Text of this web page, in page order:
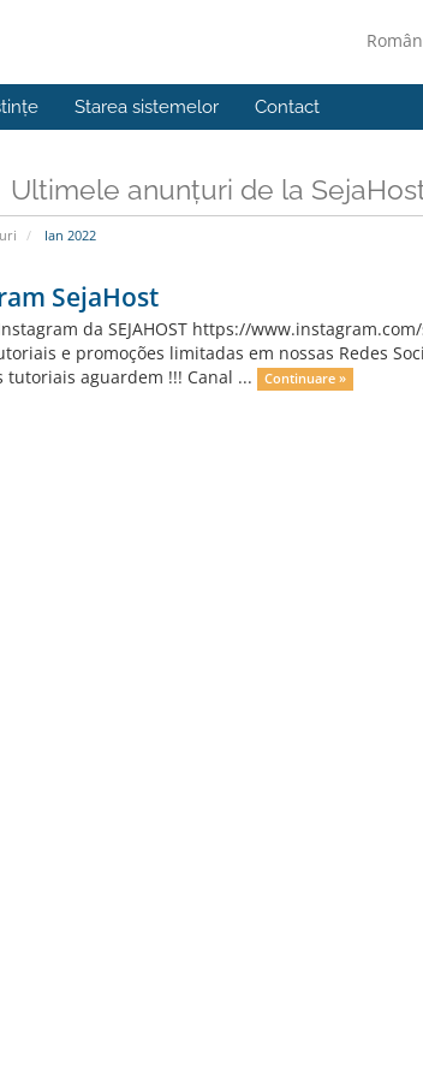
Starea sistemelor Contact
Ultimele anunțuri de la
Ian 2022
SejaHost
da SEJAHOST https://
e promoções limitadas em nossas Redes
tutoriais aguardem !!! Canal ...
Continuare »